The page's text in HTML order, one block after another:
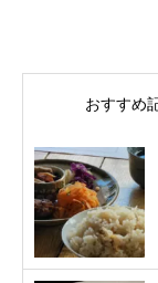
おすすめ